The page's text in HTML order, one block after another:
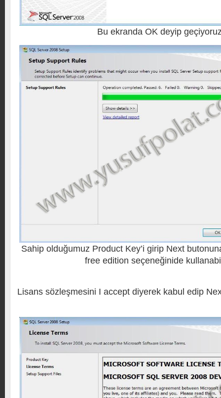
Bu ekranda OK deyip
Sahip olduğumuz Product Key’i girip Next
free edition seçeneğinide
Lisans sözleşmesini I accept diyerek kabul edip